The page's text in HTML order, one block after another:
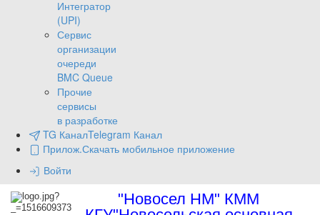
Интегратор
(UPI)
Сервис
организации
очереди
BMC Queue
Прочие
сервисы
в разработке
TG КаналTelegram Канал
Прилож.Скачать мобильное приложение
Войти
"Новосел НМ" КММ